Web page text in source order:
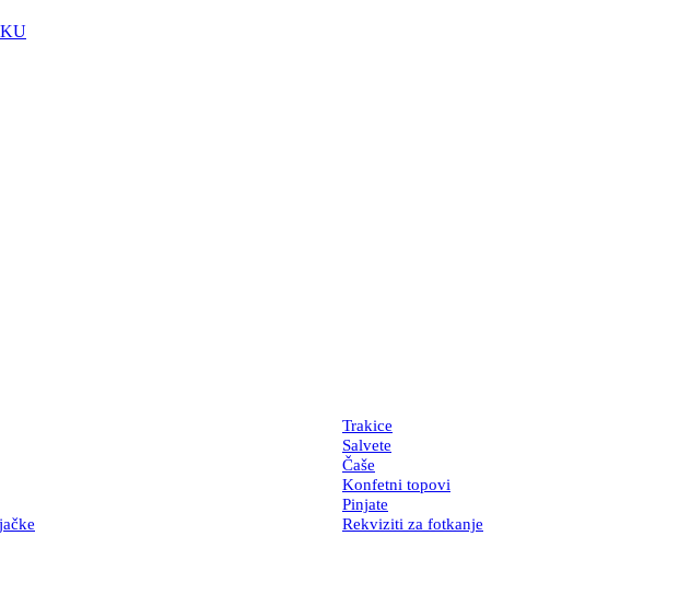
Trakice
Salvete
Čaše
Konfetni topovi
Pinjate
Rekviziti za fotkanje